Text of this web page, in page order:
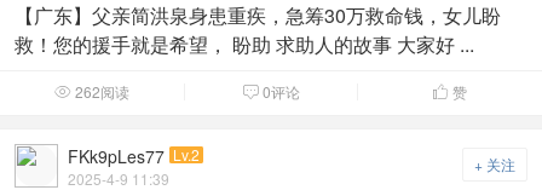
【广东】父亲简洪泉身患重疾，急筹30万救命钱，女儿盼
救！您的援手就是希望， 盼助 求助人的故事 大家好 ...
 262阅读  0评论  赞
+ 关注
FKk9pLes77 Lv.2
2025-4-9 11:39